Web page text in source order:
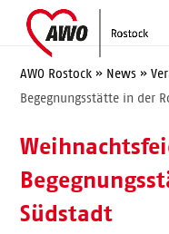
content
Open
mobile
menu
Close
mobile
menu
AWO Rostock » News »
Begegnungsstätte in der
Südstadt